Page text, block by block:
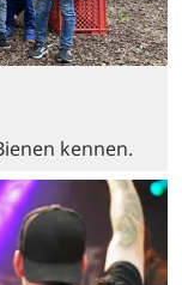
kennen.